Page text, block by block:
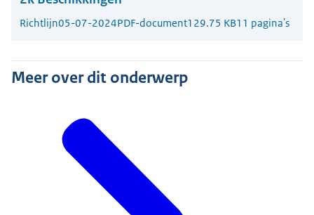
Richtlijn05-07-2024PDF-document129.75 KB11 pagina's
Meer over dit onderwerp